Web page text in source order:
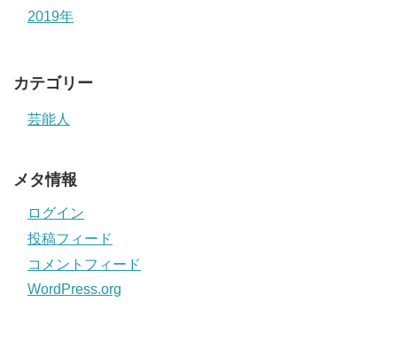
2019年
カテゴリー
芸能人
メタ情報
ログイン
投稿フィード
コメントフィード
WordPress.org